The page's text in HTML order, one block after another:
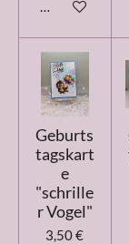
In den
Geburts
tagskart
e
"schrille
r Vogel"
3,50 €